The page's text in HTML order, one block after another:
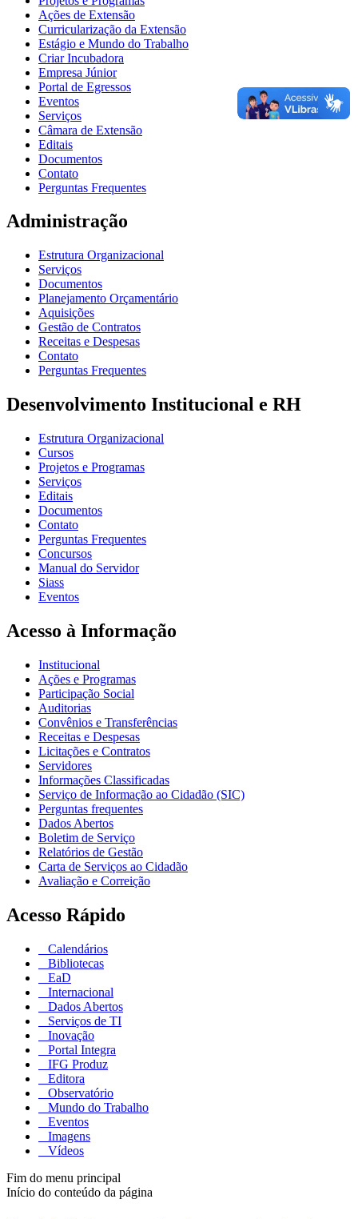
Ações de Extensão
Curricularização da Extensão
Estágio e Mundo do Trabalho
Criar Incubadora
Empresa Júnior
Portal de Egressos
Eventos
Serviços
Câmara de Extensão
Editais
Documentos
Contato
Perguntas Frequentes
Administração
Estrutura Organizacional
Serviços
Documentos
Planejamento Orçamentário
Aquisições
Gestão de Contratos
Receitas e Despesas
Contato
Perguntas Frequentes
Desenvolvimento Institucional e RH
Estrutura Organizacional
Cursos
Projetos e Programas
Serviços
Editais
Documentos
Contato
Perguntas Frequentes
Concursos
Manual do Servidor
Siass
Eventos
Acesso à Informação
Institucional
Ações e Programas
Participação Social
Auditorias
Convênios e Transferências
Receitas e Despesas
Licitações e Contratos
Servidores
Informações Classificadas
Serviço de Informação ao Cidadão (SIC)
Perguntas frequentes
Dados Abertos
Boletim de Serviço
Relatórios de Gestão
Carta de Serviços ao Cidadão
Avaliação e Correição
Acesso Rápido
Calendários
Bibliotecas
EaD
Internacional
Dados Abertos
Serviços de TI
Inovação
Portal Integra
IFG Produz
Editora
Observatório
Mundo do Trabalho
Eventos
Imagens
Vídeos
Fim do menu principal
Início do conteúdo da página